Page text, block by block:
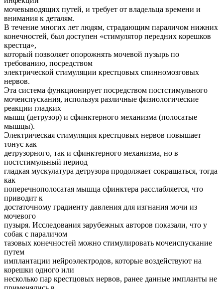
мочевыводящих путей, и требует от владельца времени и
внимания к деталям.
В течение многих лет людям, страдающим параличом нижних
конечностей, был доступен «стимулятор передних корешков
крестца»,
который позволяет опорожнять мочевой пузырь по
требованию, посредством
электрической стимуляции крестцовых спинномозговых
нервов.
Эта система функционирует посредством постстимульного
мочеиспускания, используя различные физиологические
реакции гладких
мышц (детрузор) и сфинктерного механизма (полосатые
мышцы).
Электрическая стимуляция крестцовых нервов повышает
тонус как
детрузорного, так и сфинктерного механизма, но в
постстимульный период
гладкая мускулатура детрузора продолжает сокращаться, тогда
как
поперечнополосатая мышца сфинктера расслабляется, что
приводит к
достаточному градиенту давления для изгнания мочи из
мочевого
пузыря. Исследования зарубежных авторов показали, что у
собак с параличом
тазовых конечностей можно стимулировать мочеиспускание
путем
имплантации нейроэлектродов, которые воздействуют на
корешки одного или
несколько пар крестцовых нервов, ранее данные импланты не